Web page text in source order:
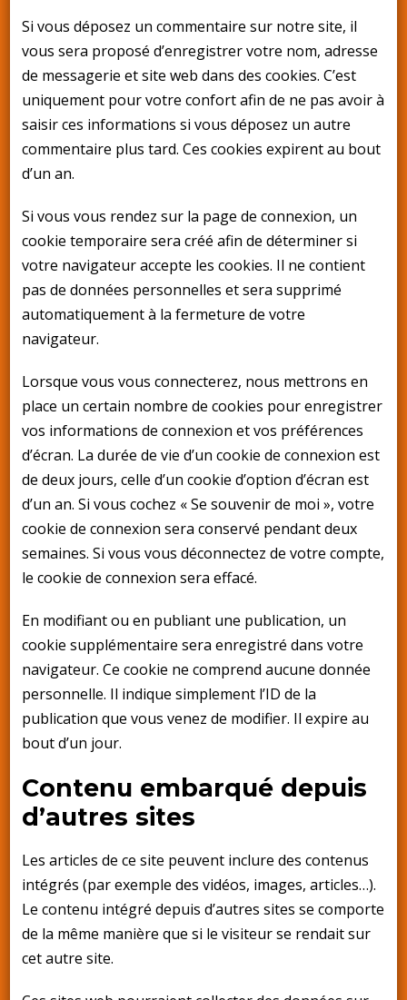
Si vous déposez un commentaire sur notre site, il
vous sera proposé d’enregistrer votre nom, adresse
de messagerie et site web dans des cookies. C’est
uniquement pour votre confort afin de ne pas avoir à
saisir ces informations si vous déposez un autre
commentaire plus tard. Ces cookies expirent au bout
d’un an.
Si vous vous rendez sur la page de connexion, un
cookie temporaire sera créé afin de déterminer si
votre navigateur accepte les cookies. Il ne contient
pas de données personnelles et sera supprimé
automatiquement à la fermeture de votre
navigateur.
Lorsque vous vous connecterez, nous mettrons en
place un certain nombre de cookies pour enregistrer
vos informations de connexion et vos préférences
d’écran. La durée de vie d’un cookie de connexion est
de deux jours, celle d’un cookie d’option d’écran est
d’un an. Si vous cochez « Se souvenir de moi », votre
cookie de connexion sera conservé pendant deux
semaines. Si vous vous déconnectez de votre compte,
le cookie de connexion sera effacé.
En modifiant ou en publiant une publication, un
cookie supplémentaire sera enregistré dans votre
navigateur. Ce cookie ne comprend aucune donnée
personnelle. Il indique simplement l’ID de la
publication que vous venez de modifier. Il expire au
bout d’un jour.
Contenu embarqué depuis
d’autres sites
Les articles de ce site peuvent inclure des contenus
intégrés (par exemple des vidéos, images, articles…).
Le contenu intégré depuis d’autres sites se comporte
de la même manière que si le visiteur se rendait sur
cet autre site.